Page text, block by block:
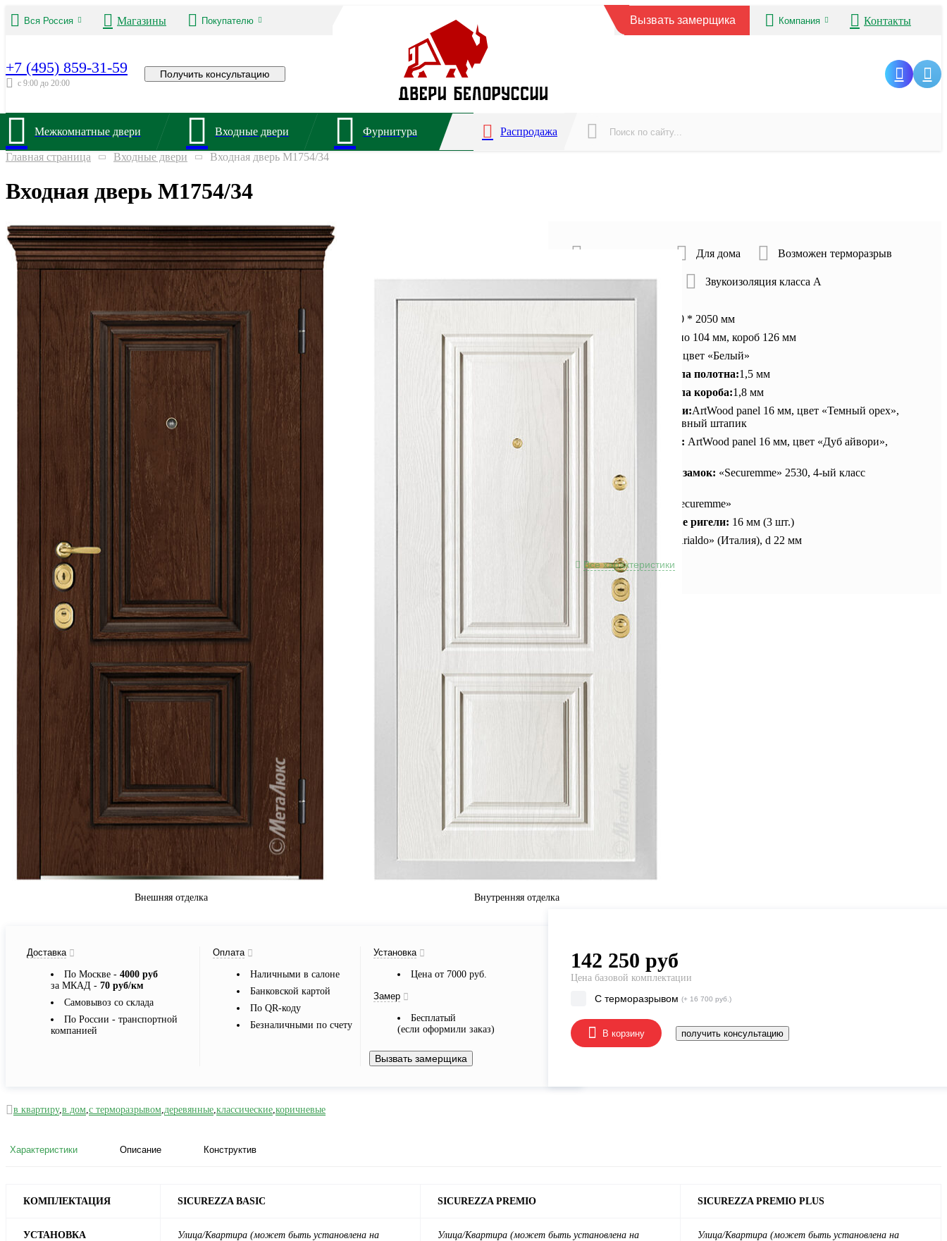
Вся Россия Магазины Покупателю Вызвать замерщика Компания Контакты
+7 (495) 859-31-59
с 9:00 до 20:00
Получить консультацию
Межкомнатные двери Входные двери Фурнитура Распродажа
Главная страница Входные двери Входная дверь М1754/34
Входная дверь М1754/34
Внешняя отделка Внутренняя отделка
Доставка
По Москве - 4000 руб
за МКАД - 70 руб/км
Самовывоз со склада
По России - транспортной
компанией
Оплата
Наличными в салоне
Банковской картой
По QR-коду
Безналичными по счету
Установка
Цена от 7000 руб.
Замер
Бесплатый
(если оформили заказ)
Вызвать замерщика
Для дома Возможен терморазрыв
2 года гарантии Звукоизоляция класса А
870,960 * 2050 мм
полотно 104 мм, короб 126 мм
«Муар», цвет «Белый»
Толщина металла полотна:1,5 мм
Толщина металла короба:1,8 мм
Отделка снаружи:ArtWood panel 16 мм, цвет «Темный орех»,
патина, декоративный штапик
Отделка внутри: ArtWood panel 16 мм, цвет «Дуб айвори»,
Двухсистемный замок: «Securemme» 2530, 4-ый класс
взломостойкости
K2 «Securemme»
Противосъемные ригели: 16 мм (3 шт.)
«Combi Arialdo» (Италия), d 22 мм
Все характеристики
142 250 руб
Цена базовой комплектации
С терморазрывом (+ 16 700 руб.)
В корзину получить консультацию
в квартиру,в дом,с терморазрывом,деревянные,классические,коричневые
Характеристики Описание Конструктив
КОМПЛЕКТАЦИЯ SICUREZZA BASIC SICUREZZA PREMIO SICUREZZA PREMIO PLUS
УСТАНОВКА Улица/Квартира (может быть установлена на
Улица/Квартира (может быть установлена на
Улица/Квартира (может быть установлена на